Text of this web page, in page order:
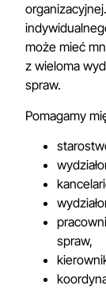
może mieć
z wieloma
spraw.
Pomagamy
spraw,